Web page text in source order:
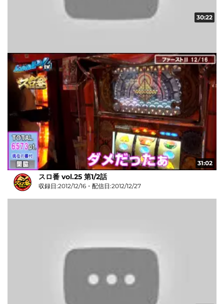
30:22
31:02
スロ番 vol.25 第1/2話
収録日:2012/12/16・配信日:2012/12/27